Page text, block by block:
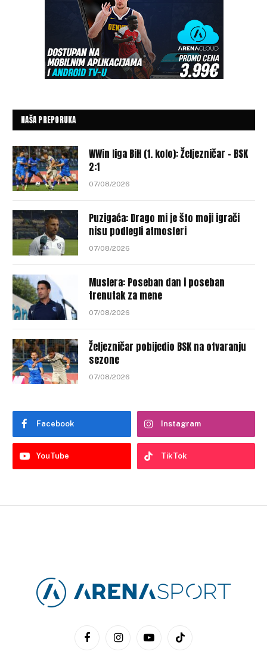
NAŠA PREPORUKA
WWin liga BiH (1. kolo): Željezničar – BSK
2:1
07/08/2026
Puzigaća: Drago mi je što moji igrači
nisu podlegli atmosferi
07/08/2026
Muslera: Poseban dan i poseban
trenutak za mene
07/08/2026
Željezničar pobijedio BSK na otvaranju
sezone
07/08/2026
Facebook Instagram
YouTube TikTok
FacebookInstagramYouTubeTikTok